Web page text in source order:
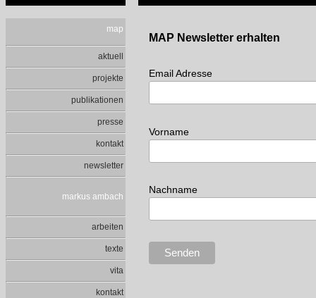
map
aktuell
projekte
publikationen
presse
kontakt
newsletter
markus ambach
arbeiten
texte
vita
kontakt
MAP Newsletter erhalten
Email Adresse
Vorname
Nachname